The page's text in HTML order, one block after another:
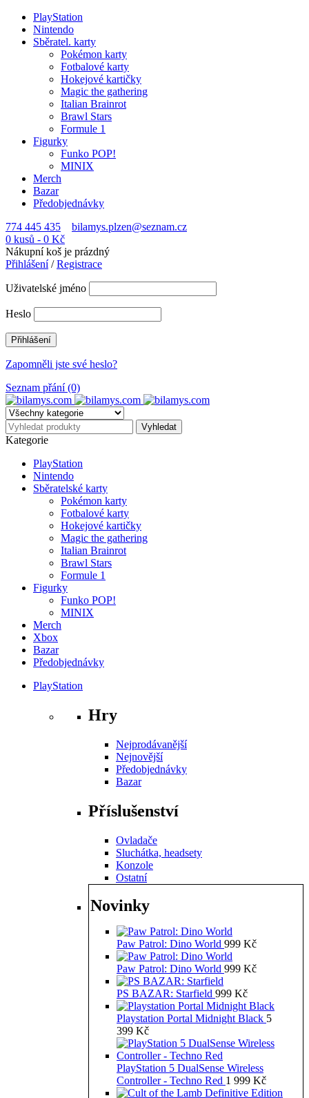
PlayStation
Nintendo
Sběratel. karty
Pokémon karty
Fotbalové karty
Hokejové kartičky
Magic the gathering
Italian Brainrot
Brawl Stars
Formule 1
Figurky
Funko POP!
MINIX
Merch
Bazar
Předobjednávky
774 445 435
bilamys.plzen@seznam.cz
0 kusů - 0 Kč
Nákupní koš je prázdný
Přihlášení/Registrace
Uživatelské jméno
Heslo
Zapomněli jste své heslo?
Seznam přání (0)
Kategorie
PlayStation
Nintendo
Sběratelské karty
Pokémon karty
Fotbalové karty
Hokejové kartičky
Magic the gathering
Italian Brainrot
Brawl Stars
Formule 1
Figurky
Funko POP!
MINIX
Merch
Xbox
Bazar
Předobjednávky
PlayStation
Hry
Nejprodávanější
Nejnovější
Předobjednávky
Bazar
Příslušenství
Ovladače
Sluchátka, headsety
Konzole
Ostatní
Novinky
Paw Patrol: Dino World 999 Kč
Paw Patrol: Dino World 999 Kč
PS BAZAR: Starfield 999 Kč
Playstation Portal Midnight Black 5
399 Kč
PlayStation 5 DualSense Wireless
Controller - Techno Red 1 999 Kč